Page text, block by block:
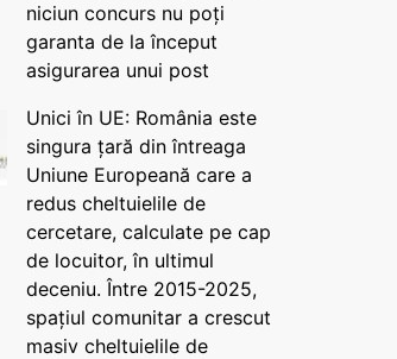
niciun concurs nu poți
garanta de la început
asigurarea unui post
Unici în UE: România este
singura țară din întreaga
Uniune Europeană care a
redus cheltuielile de
cercetare, calculate pe cap
de locuitor, în ultimul
deceniu. Între 2015-2025,
spațiul comunitar a crescut
masiv cheltuielile de